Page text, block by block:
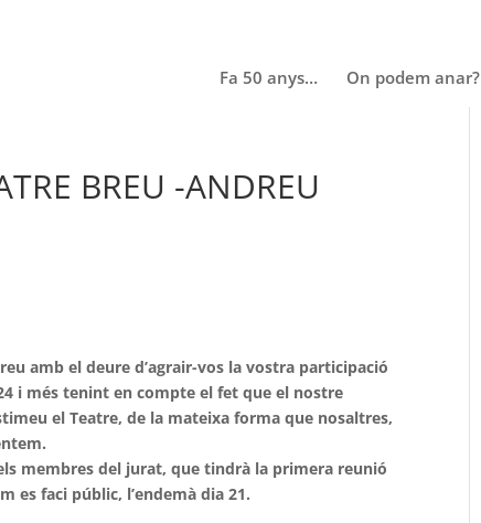
Fa 50 anys… On podem anar?
BREU -ANDREU
amb el deure d’agrair-vos la vostra participació
i més tenint en compte el fet que el nostre
el Teatre, de la mateixa forma que nosaltres,
membres del jurat, que tindrà la primera reunió
es faci públic, l’endemà dia 21.